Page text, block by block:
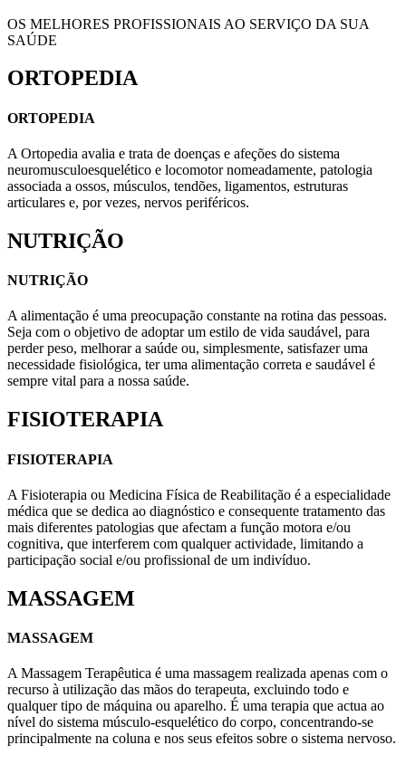
OS MELHORES PROFISSIONAIS AO SERVIÇO DA SUA
SAÚDE
ORTOPEDIA
ORTOPEDIA
A Ortopedia avalia e trata de doenças e afeções do sistema
neuromusculoesquelético e locomotor nomeadamente, patologia
associada a ossos, músculos, tendões, ligamentos, estruturas
articulares e, por vezes, nervos periféricos.
NUTRIÇÃO
NUTRIÇÃO
A alimentação é uma preocupação constante na rotina das pessoas.
Seja com o objetivo de adoptar um estilo de vida saudável, para
perder peso, melhorar a saúde ou, simplesmente, satisfazer uma
necessidade fisiológica, ter uma alimentação correta e saudável é
sempre vital para a nossa saúde.
FISIOTERAPIA
FISIOTERAPIA
A Fisioterapia ou Medicina Física de Reabilitação é a especialidade
médica que se dedica ao diagnóstico e consequente tratamento das
mais diferentes patologias que afectam a função motora e/ou
cognitiva, que interferem com qualquer actividade, limitando a
participação social e/ou profissional de um indivíduo.
MASSAGEM
MASSAGEM
A Massagem Terapêutica é uma massagem realizada apenas com o
recurso à utilização das mãos do terapeuta, excluindo todo e
qualquer tipo de máquina ou aparelho. É uma terapia que actua ao
nível do sistema músculo-esquelético do corpo, concentrando-se
principalmente na coluna e nos seus efeitos sobre o sistema nervoso.